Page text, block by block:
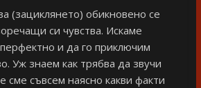
(зациклянето) обикновено се
си чувства. Искаме
и да го приключим
Уж знаем как трябва да звучи
сме съвсем наясно какви факти